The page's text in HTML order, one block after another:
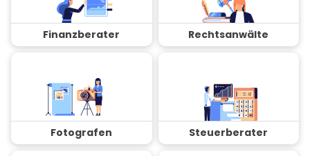
Finanzberater Rechtsanwälte
Fotografen Steuerberater